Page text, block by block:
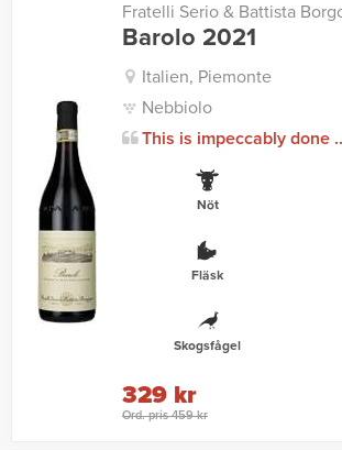
Fratelli Serio & Battista
Barolo 2021
Italien, Piemonte
Nebbiolo
This is impeccably done
Nöt
Fläsk
Skogsfågel
Ord. pris 459 kr
329 kr